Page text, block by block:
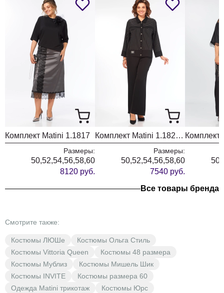
Комплект Matini 1.1817
Размеры:
50,52,54,56,58,60
8120 руб.
Комплект Matini 1.1822 черный+полоска
Размеры:
50,52,54,56,58,60
7540 руб.
Все товары бренда
Смотрите также:
Костюмы ЛЮШе
Костюмы Ольга Стиль
Костюмы Vittoria Queen
Костюмы 48 размера
Костюмы Мублиз
Костюмы Мишель Шик
Костюмы INVITE
Костюмы размера 60
Одежда Matini трикотаж
Костюмы Юрс